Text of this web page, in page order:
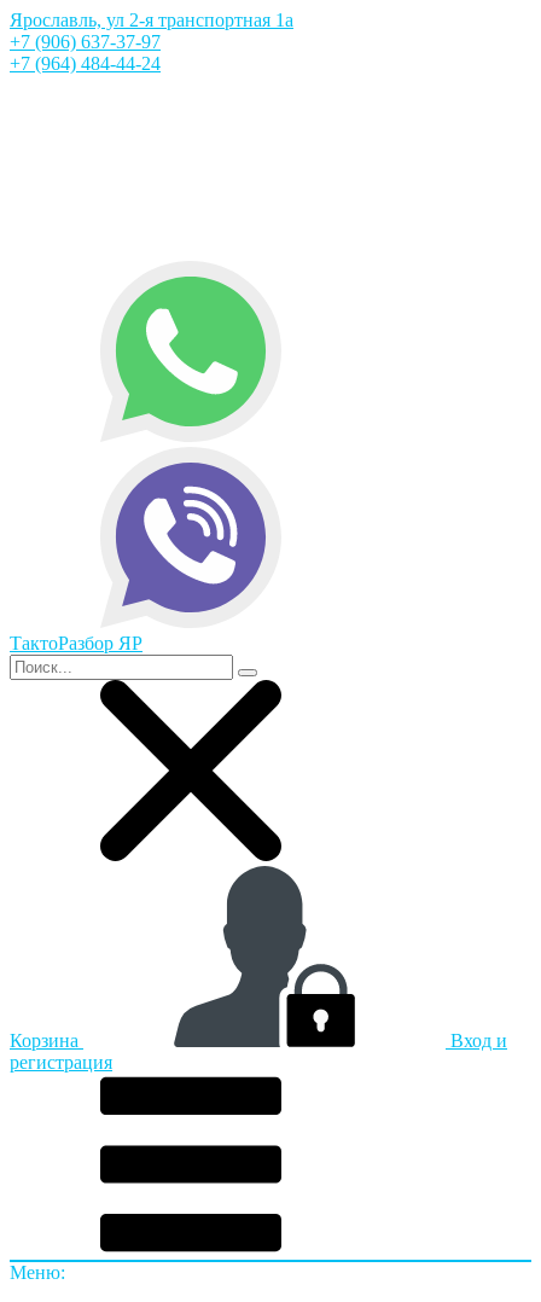
Ярославль, ул 2-я транспортная 1а
+7 (906) 637-37-97
+7 (964) 484-44-24
ТактоРазбор ЯР
Корзина
Вход и
регистрация
Меню: